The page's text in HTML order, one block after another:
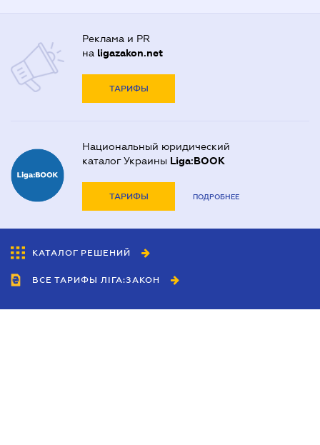
Реклама и PR
на ligazakon.net
ТАРИФЫ
Национальный юридический
каталог Украины Liga:BOOK
ТАРИФЫ ПОДРОБНЕЕ
КАТАЛОГ РЕШЕНИЙ
ВСЕ ТАРИФЫ ЛІГА:ЗАКОН